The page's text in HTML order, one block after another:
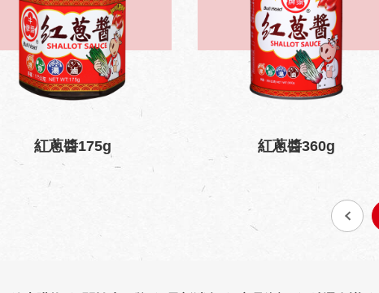
紅蔥醬175g 紅蔥醬360g